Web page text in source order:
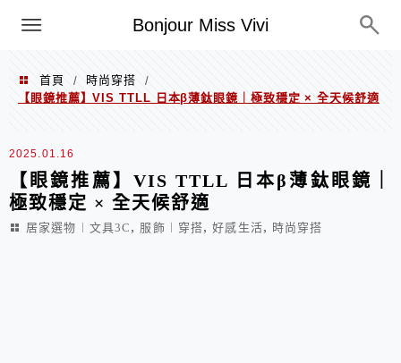
Bonjour Miss Vivi
選單
首頁 / 時尚穿搭
/
【眼鏡推薦】VIS TTLL 日本β薄鈦眼鏡｜極致穩定 × 全天候舒適
2025.01.16
【眼鏡推薦】VIS TTLL 日本β薄鈦眼鏡｜
極致穩定 × 全天候舒適
居家選物︱文具3C , 服飾︱穿搭,好感生活, 時尚穿搭